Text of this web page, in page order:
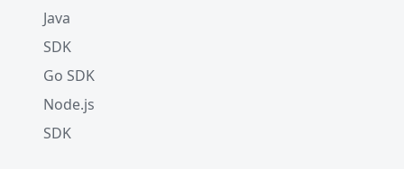
Java
SDK
Go SDK
Node.js
SDK